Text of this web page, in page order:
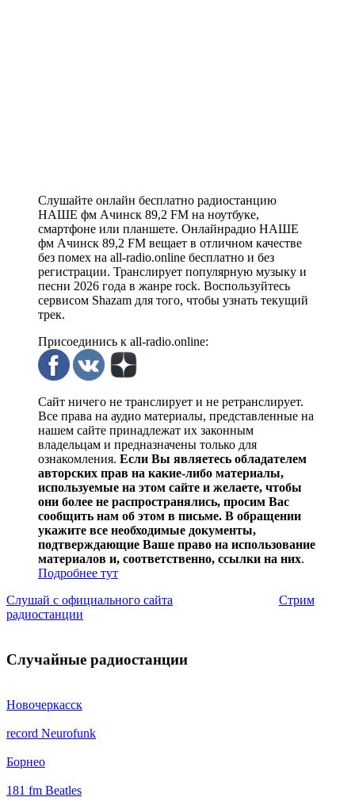
Слушайте онлайн бесплатно радиостанцию
НАШЕ фм Ачинск 89,2 FM на ноутбуке,
смартфоне или планшете. Онлайнрадио НАШЕ
фм Ачинск 89,2 FM вещает в отличном качестве
без помех на all-radio.online бесплатно и без
регистрации. Транслирует популярную музыку и
песни 2026 года в жанре rock. Воспользуйтесь
сервисом Shazam для того, чтобы узнать текущий
трек.
Присоединись к all-radio.online:
Сайт ничего не транслирует и не ретранслирует.
Все права на аудио материалы, представленные на
нашем сайте принадлежат их законным
владельцам и предназначены только для
ознакомления. Если Вы являетесь обладателем
авторских прав на какие-либо материалы,
используемые на этом сайте и желаете, чтобы
они более не распространялись, просим Вас
сообщить нам об этом в письме. В обращении
укажите все необходимые документы,
подтверждающие Ваше право на использование
материалов и, соответственно, ссылки на них.
Подробнее тут
Слушай с официального сайта
Стрим
радиостанции
Случайные радиостанции
Новочеркасск
record Neurofunk
Борнео
181 fm Beatles